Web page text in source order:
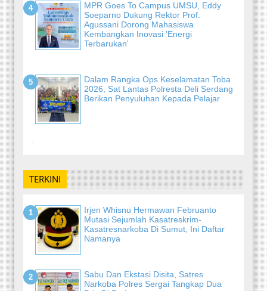
MPR Goes To Campus UMSU, Eddy
Soeparno Dukung Rektor Prof.
Agussani Dorong Mahasiswa
Kembangkan Inovasi 'Energi
Terbarukan'
Dalam Rangka Ops Keselamatan Toba
2026, Sat Lantas Polresta Deli Serdang
Berikan Penyuluhan Kepada Pelajar
-
TERKINI
Irjen Whisnu Hermawan Februanto
Mutasi Sejumlah Kasatreskrim-
Kasatresnarkoba Di Sumut, Ini Daftar
Namanya
Sabu Dan Ekstasi Disita, Satres
Narkoba Polres Sergai Tangkap Dua